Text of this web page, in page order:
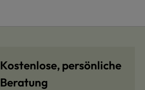
Kostenlose, persönliche
Beratung